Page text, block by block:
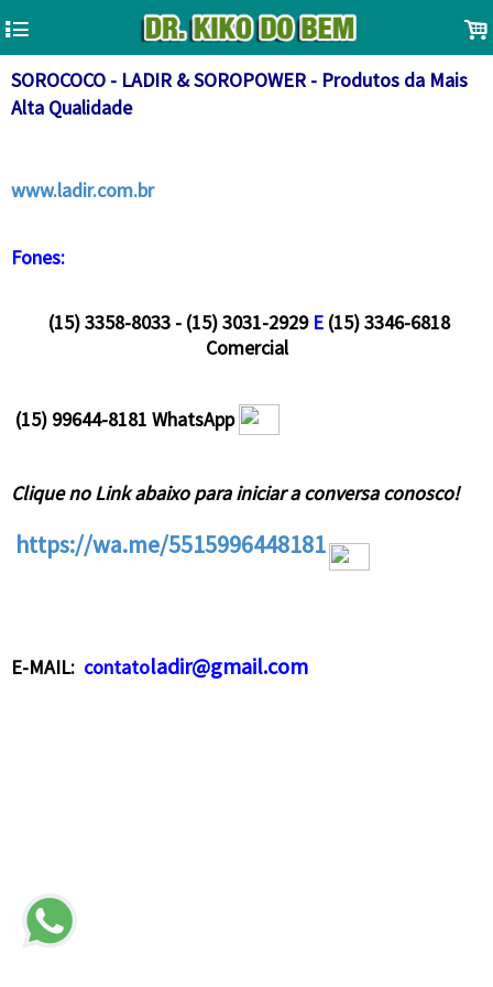
4 .
SOROCOCO - LADIR & SOROPOWER - Produtos da Mais
Alta Qualidade
www.ladir.com.br
Fones:
(15) 3358-8033 - (15) 3031-2929 E(15) 3346-6818
Comercial
(15) 99644-8181 WhatsApp
Clique no Link abaixo para iniciar a conversa conosco!
https://wa.me/5515996448181
E-MAIL: contatoladir@gmail.com